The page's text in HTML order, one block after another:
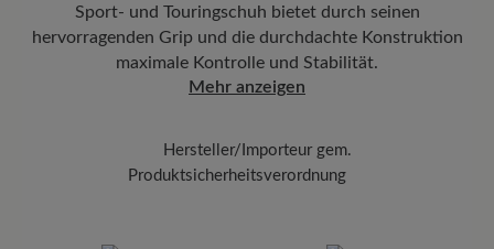
Funktionalität: Atmungsaktiv
getrocknet sind, tragen Sie die Imprägnierung
Carbon Pro mit einem Abstand von 20-30 cm
auf – so schützen Sie Ihre Schuhe zuverlässig
vor Feuchtigkeit und Schmutz.
Sport- und Touringschuh bietet durch seinen
hervorragenden Grip und die durchdachte Konstruktion
maximale Kontrolle und Stabilität.
Mehr anzeigen
Hersteller/Importeur gem.
Produktsicherheitsverordnung